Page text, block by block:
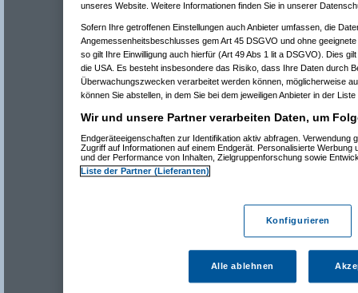
unseres Website. Weitere Informationen finden Sie in unserer
Sofern Ihre getroffenen Einstellungen auch Anbieter umfassen, die
Angemessenheitsbeschlusses gem Art 45 DSGVO und ohne
so gilt Ihre Einwilligung auch hierfür (Art 49 Abs 1 lit a DSGVO). Dies
die USA. Es besteht insbesondere das Risiko, dass Ihre Daten durch
Überwachungszwecken verarbeitet werden können, möglicherweise
können Sie abstellen, in dem Sie bei dem jeweiligen Anbieter in der
Wir und unsere Partner verarbeiten Daten, um
Endgeräteeigenschaften zur Identifikation aktiv abfragen. Verwendung
Zugriff auf Informationen auf einem Endgerät. Personalisierte Werbung
und der Performance von Inhalten, Zielgruppenforschung sowie
Liste der Partner (Lieferanten)
Konfigurieren
Alle ablehnen